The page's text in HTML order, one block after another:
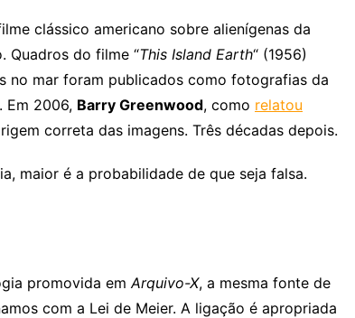
clássico americano sobre alienígenas da
Quadros do filme “This Island Earth“ (1956)
no mar foram publicados como fotografias da
Em 2006, Barry Greenwood, como relatou
correta das imagens. Três décadas depois.
maior é a probabilidade de que seja falsa.
promovida em Arquivo-X, a mesma fonte de
com a Lei de Meier. A ligação é apropriada